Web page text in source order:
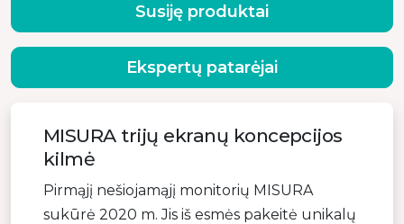
MISURA trijų ekranų koncepcijos
kilmė
Pirmąjį nešiojamąjį monitorių MISURA
sukūrė 2020 m. Jis iš esmės pakeitė unikalų
Susiję produktai
Ekspertų patarėjai